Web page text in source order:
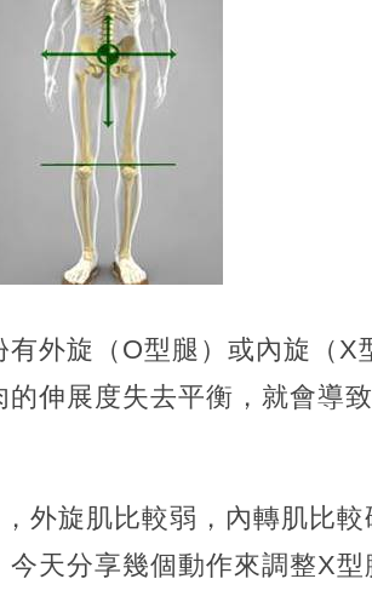
外旋（O型腿）或內旋（
伸展度失去平衡，就會導
外旋肌比較弱，內轉肌比
天分享幾個動作來調整X